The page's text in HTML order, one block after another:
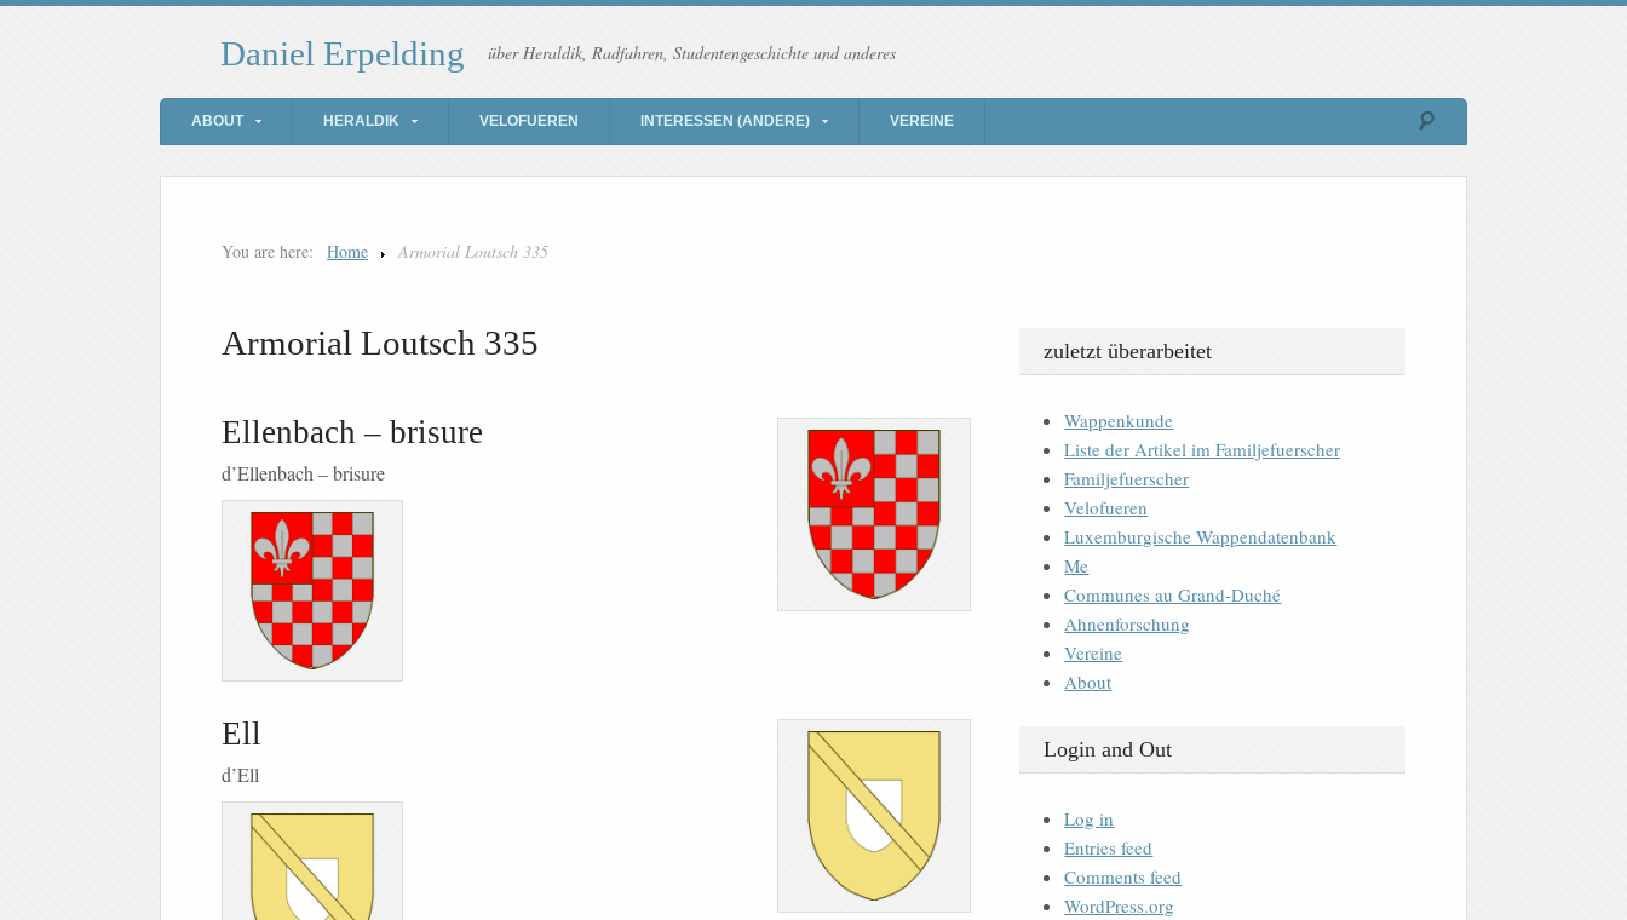
Daniel Erpelding über Heraldik, Radfahren, Studentengeschichte und anderes
ABOUT HERALDIK VELOFUEREN INTERESSEN (ANDERE) VEREINE
You are here: Home Armorial Loutsch 335
Armorial Loutsch 335
Ellenbach – brisure
d’Ellenbach – brisure
Ell
d’Ell
zuletzt überarbeitet
Wappenkunde
Liste der Artikel im Familjefuerscher
Familjefuerscher
Velofueren
Luxemburgische Wappendatenbank
Me
Communes au Grand-Duché
Ahnenforschung
Vereine
About
Login and Out
Log in
Entries feed
Comments feed
WordPress.org